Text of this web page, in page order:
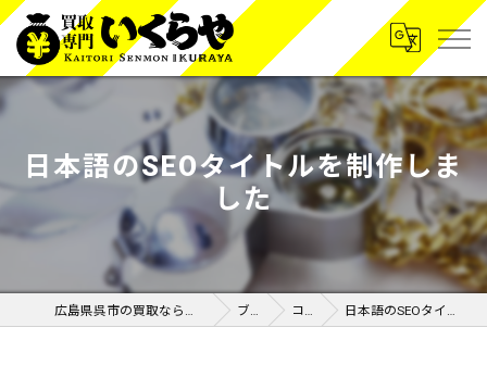
日本語のSEOタイトルを制作しま
した
広島県呉市の買取なら買取専門いくらや呉広店 ブログ コラム 日本語のSEOタイトルを制作しました